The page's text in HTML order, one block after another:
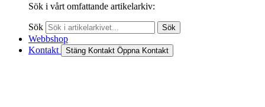
Sök i vårt omfattande artikelarkiv:
Sök Sök
Webbshop
Kontakt
Stäng Kontakt Öppna Kontakt